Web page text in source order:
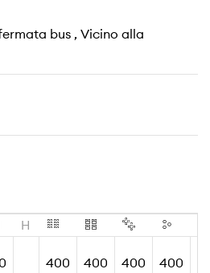
bus , Vicino alla
H
400 400 400 400